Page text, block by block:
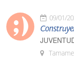
09/01/